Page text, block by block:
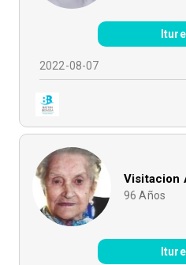
2022-08-07
Visitacion
96 Años